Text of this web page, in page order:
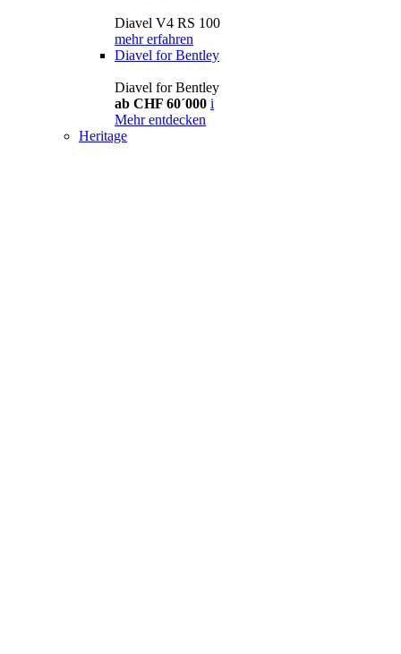
Diavel V4 RS 100
mehr erfahren
Diavel for Bentley
Diavel for Bentley
ab CHF 60´000 i
Mehr entdecken
Heritage